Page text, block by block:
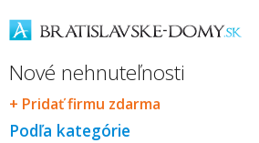
Nové nehnuteľnosti
+ Pridať firmu zdarma
Podľa kategórie